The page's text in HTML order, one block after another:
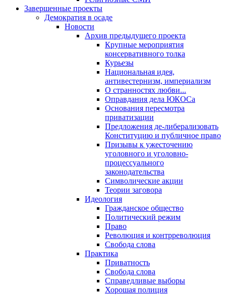
Завершенные проекты
Демократия в осаде
Новости
Архив предыдущего проекта
Крупные мероприятия
консервативного толка
Курьезы
Национальная идея,
антивестернизм, империализм
О странностях любви...
Оправдания дела ЮКОСа
Основания пересмотра
приватизации
Предложения де-либерализовать
Конституцию и публичное право
Призывы к ужесточению
уголовного и уголовно-
процессуального
законодательства
Символические акции
Теории заговора
Идеология
Гражданское общество
Политический режим
Право
Революция и контрреволюция
Свобода слова
Практика
Приватность
Свобода слова
Справедливые выборы
Хорошая полиция